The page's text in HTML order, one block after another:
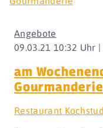
09.03.21 10:32 Uhr |
Angebote
am
Gourmanderie
Restaurant